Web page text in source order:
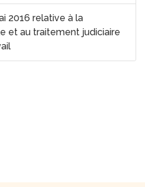
2016 relative à la
et au traitement judiciaire